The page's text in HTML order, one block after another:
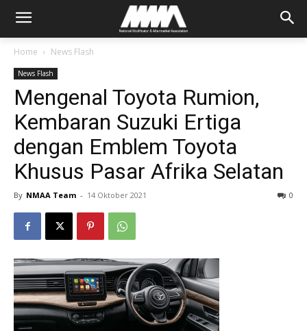
Home News Flash
News Flash
Mengenal Toyota Rumion,
Kembaran Suzuki Ertiga
dengan Emblem Toyota
Khusus Pasar Afrika Selatan
By NMAA Team - 14 Oktober 2021 0